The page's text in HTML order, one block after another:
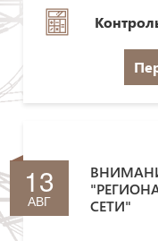
13
АВГ
СЕТИ"